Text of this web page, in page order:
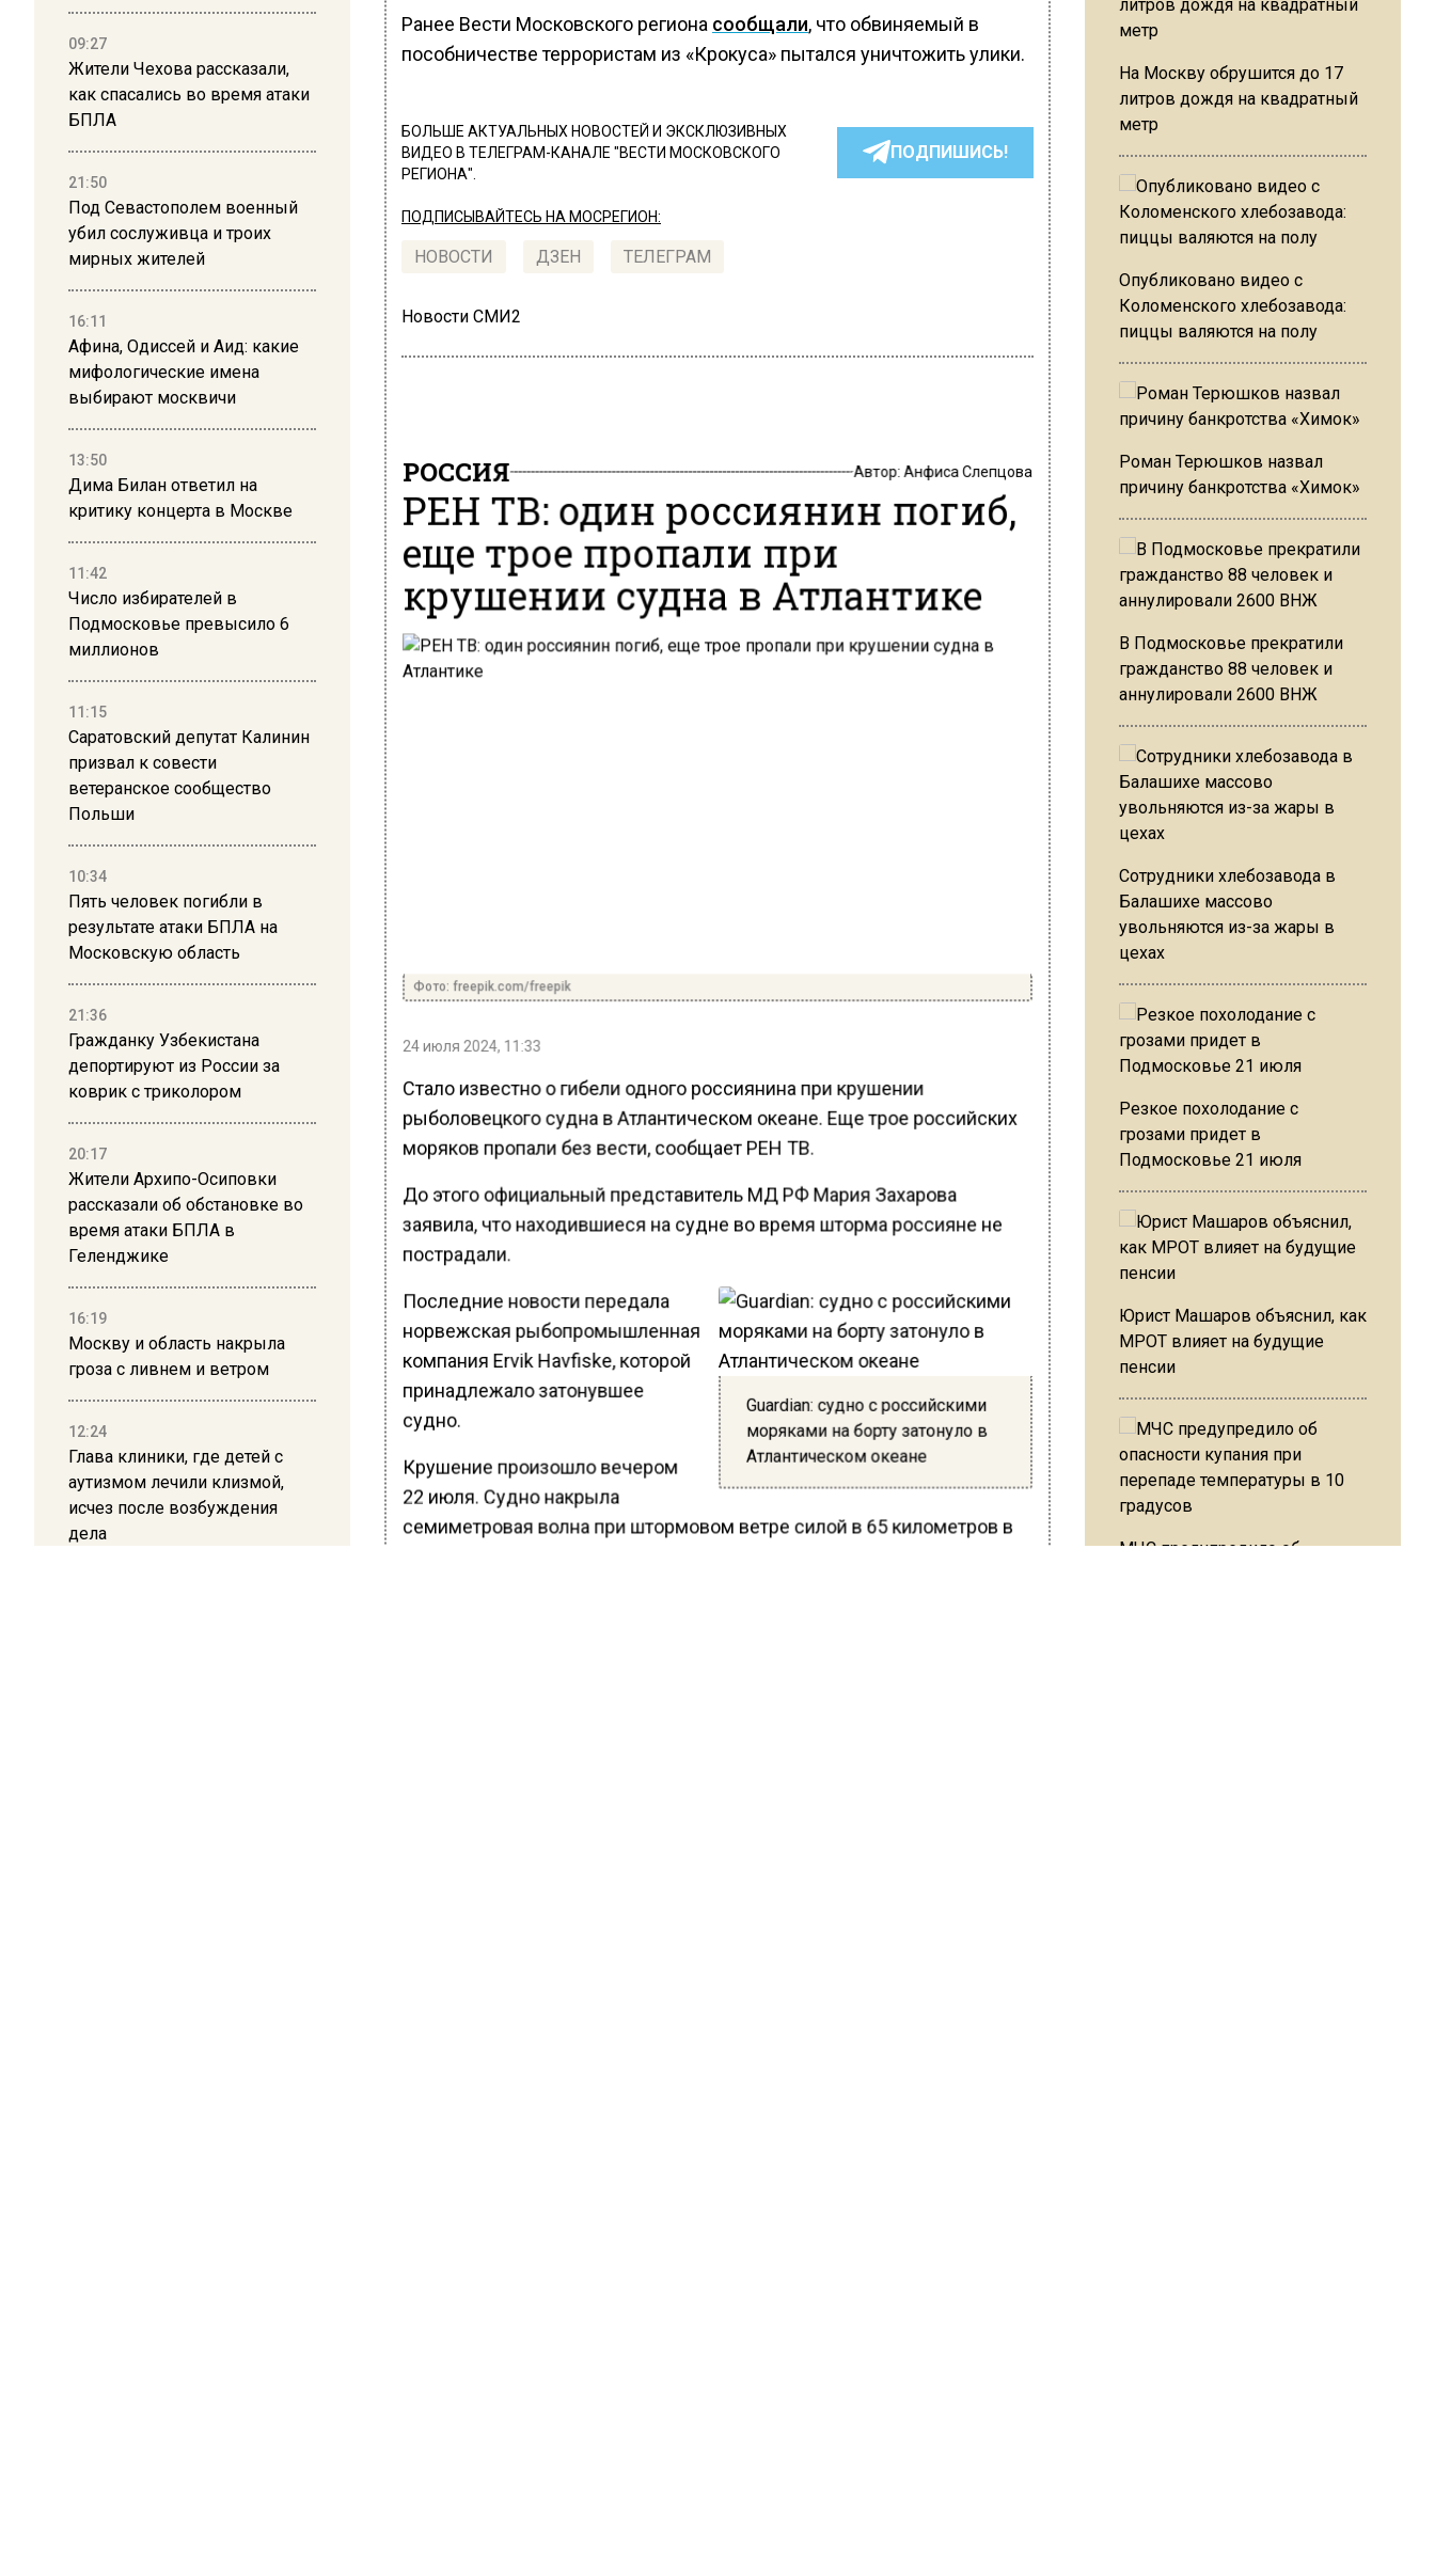
09:27
Жители Чехова рассказали,
как спасались во время атаки
БПЛА
21:50
Под Севастополем военный
убил сослуживца и троих
мирных жителей
16:11
Афина, Одиссей и Аид: какие
мифологические имена
выбирают москвичи
13:50
Дима Билан ответил на
критику концерта в Москве
11:42
Число избирателей в
Подмосковье превысило 6
миллионов
11:15
Саратовский депутат Калинин
призвал к совести
ветеранское сообщество
Польши
10:34
Пять человек погибли в
результате атаки БПЛА на
Московскую область
21:36
Гражданку Узбекистана
депортируют из России за
коврик с триколором
20:17
Жители Архипо-Осиповки
рассказали об обстановке во
время атаки БПЛА в
Геленджике
16:19
Москву и область накрыла
гроза с ливнем и ветром
12:24
Глава клиники, где детей с
аутизмом лечили клизмой,
исчез после возбуждения
дела
Ранее Вести Московского региона сообщали, что обвиняемый в
пособничестве террористам из «Крокуса» пытался уничтожить улики.
БОЛЬШЕ АКТУАЛЬНЫХ НОВОСТЕЙ И ЭКСКЛЮЗИВНЫХ
ВИДЕО В ТЕЛЕГРАМ-КАНАЛЕ "ВЕСТИ МОСКОВСКОГО
РЕГИОНА".
ПОДПИШИСЬ!
ПОДПИСЫВАЙТЕСЬ НА МОСРЕГИОН:
НОВОСТИ ДЗЕН ТЕЛЕГРАМ
Новости СМИ2
РОССИЯ Автор: Анфиса Слепцова
РЕН ТВ: один россиянин погиб,
еще трое пропали при
крушении судна в Атлантике
Фото: freepik.com/freepik
24 июля 2024, 11:33
Стало известно о гибели одного россиянина при крушении
рыболовецкого судна в Атлантическом океане. Еще трое российских
моряков пропали без вести, сообщает РЕН ТВ.
До этого официальный представитель МД РФ Мария Захарова
заявила, что находившиеся на судне во время шторма россияне не
пострадали.
Guardian: судно с российскими
моряками на борту затонуло в
Атлантическом океане
Последние новости передала
норвежская рыбопромышленная
компания Ervik Havfiske, которой
принадлежало затонувшее
судно.
Крушение произошло вечером
22 июля. Судно накрыла
семиметровая волна при штормовом ветре силой в 65 километров в
На Москву обрушится до 17
литров дождя на квадратный
метр
Опубликовано видео с
Коломенского хлебозавода:
пиццы валяются на полу
Роман Терюшков назвал
причину банкротства «Химок»
В Подмосковье прекратили
гражданство 88 человек и
аннулировали 2600 ВНЖ
Сотрудники хлебозавода в
Балашихе массово
увольняются из-за жары в
цехах
Резкое похолодание с
грозами придет в
Подмосковье 21 июля
Юрист Машаров объяснил, как
МРОТ влияет на будущие
пенсии
МЧС предупредило об